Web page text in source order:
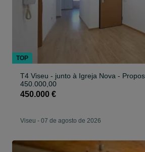
T4 Viseu - junto à Igreja Nova -
450.000,00
450.000 €
Viseu - 07 de agosto de 2026
TOP